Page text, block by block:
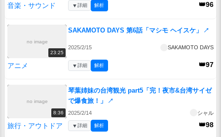
音楽・サウンド 👑96
▼詳細 解析
no image
23:25
SAKAMOTO DAYS 第6話「マシモ ヘイスケ」 ↗
2025/2/15 SAKAMOTO DAYS
アニメ 👑97
▼詳細 解析
no image
8:36
琴葉姉妹の台湾観光 part5「完！夜市&台湾サイゼ
で爆食旅！」
↗
2025/2/14 シャル
旅行・アウトドア 👑98
▼詳細 解析